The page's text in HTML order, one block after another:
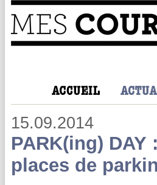
15.09.2014
PARK(ing)
places de